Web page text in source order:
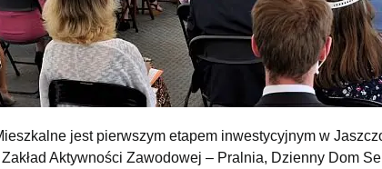
jest pierwszym etapem inwestycyjnym w
Aktywności Zawodowej – Pralnia, Dzienny Dom